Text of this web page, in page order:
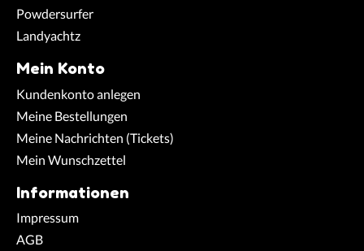
Powdersurfer
Landyachtz
Mein Konto
Kundenkonto anlegen
Meine Bestellungen
Meine Nachrichten (Tickets)
Mein Wunschzettel
Informationen
Impressum
AGB